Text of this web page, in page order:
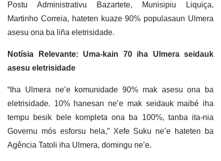
Postu Administrativu Bazartete, Munisipiu Liquiça,
Martinho Correia, hateten kuaze 90% populasaun Ulmera
asesu ona ba liña eletrisidade.
Notísia Relevante: Uma-kain 70 iha Ulmera seidauk
asesu eletrisidade
“Iha Ulmera ne’e komunidade 90% mak asesu ona ba
eletrisidade. 10% hanesan ne’e mak seidauk maibé iha
tempu besik bele kompleta ona ba 100%, tanba ita-nia
Governu mós esforsu hela,” Xefe Suku ne’e hateten ba
Agência Tatoli iha Ulmera, domingu ne’e.